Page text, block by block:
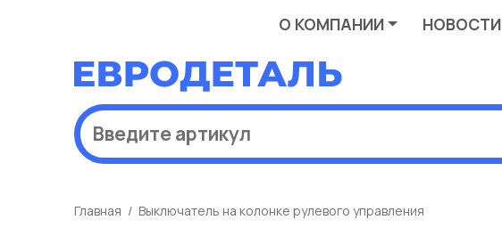
О КОМПАНИИ НОВОСТИ
Главная Выключатель на колонке рулевого управления